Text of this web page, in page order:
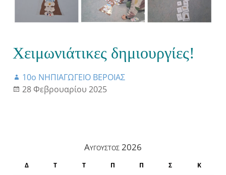
Χειμωνιάτικες δημιουργίες!
10ο ΝΗΠΙΑΓΩΓΕΙΟ ΒΕΡΟΙΑΣ
28 Φεβρουαρίου 2025
Αύγουστος 2026
Δ Τ Τ Π Π Σ Κ